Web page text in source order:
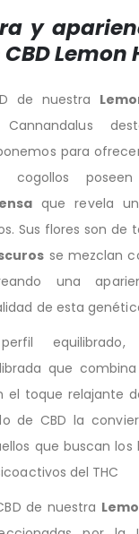
y
Lemon
de nuestra
para
cogollos
que revela
Sus flores son de
se mezclan
una
de esta
equilibrado,
que
el toque relajante
de CBD la
que buscan los
del THC
de nuestra